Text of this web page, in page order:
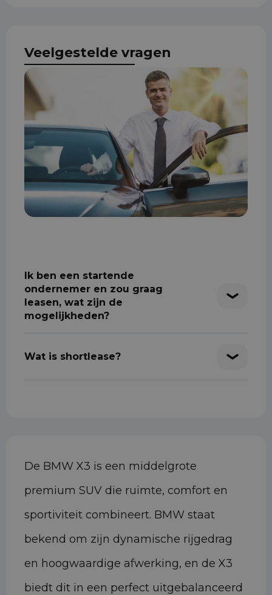
Veelgestelde vragen
Ik ben een startende
ondernemer en zou graag
leasen, wat zijn de
mogelijkheden?
Wat is shortlease?
De BMW X3 is een middelgrote
premium SUV die ruimte, comfort en
sportiviteit combineert. BMW staat
bekend om zijn dynamische rijgedrag
en hoogwaardige afwerking, en de X3
biedt dit in een perfect uitgebalanceerd